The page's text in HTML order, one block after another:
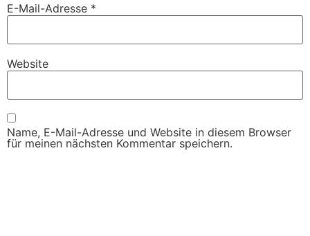
E-Mail-Adresse *
Website
Name, E-Mail-Adresse und Website in diesem Browser
für meinen nächsten Kommentar speichern.